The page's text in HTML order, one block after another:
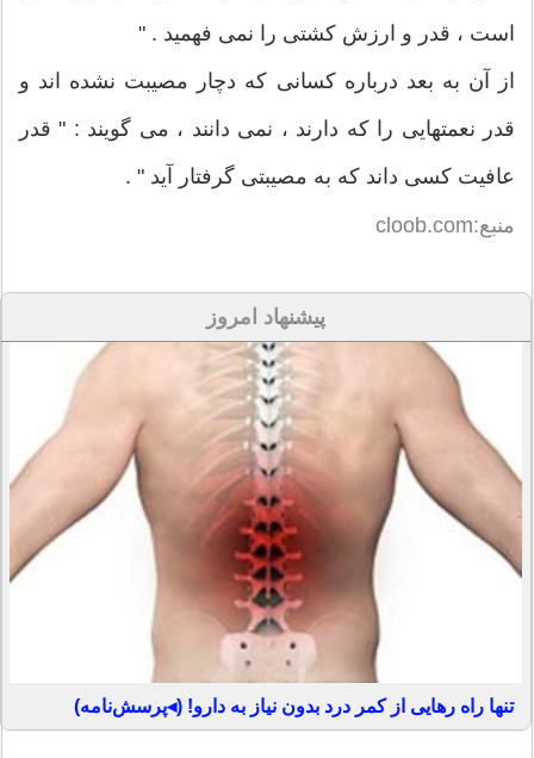
است ، قدر و ارزش کشتی را نمی فهمید . "
از آن به بعد درباره کسانی که دچار مصیبت نشده اند و
قدر نعمتهایی را که دارند ، نمی دانند ، می گویند : " قدر
عافیت کسی داند که به مصیبتی گرفتار آید " .
منبع:cloob.com
پیشنهاد امروز
تنها راه رهایی از کمر درد بدون نیاز به دارو! (◂پرسش‌نامه)